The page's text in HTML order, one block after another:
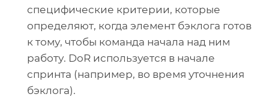
специфические критерии, которые
определяют, когда элемент бэклога готов
к тому, чтобы команда начала над ним
работу. DoR используется в начале
спринта (например, во время уточнения
бэклога).